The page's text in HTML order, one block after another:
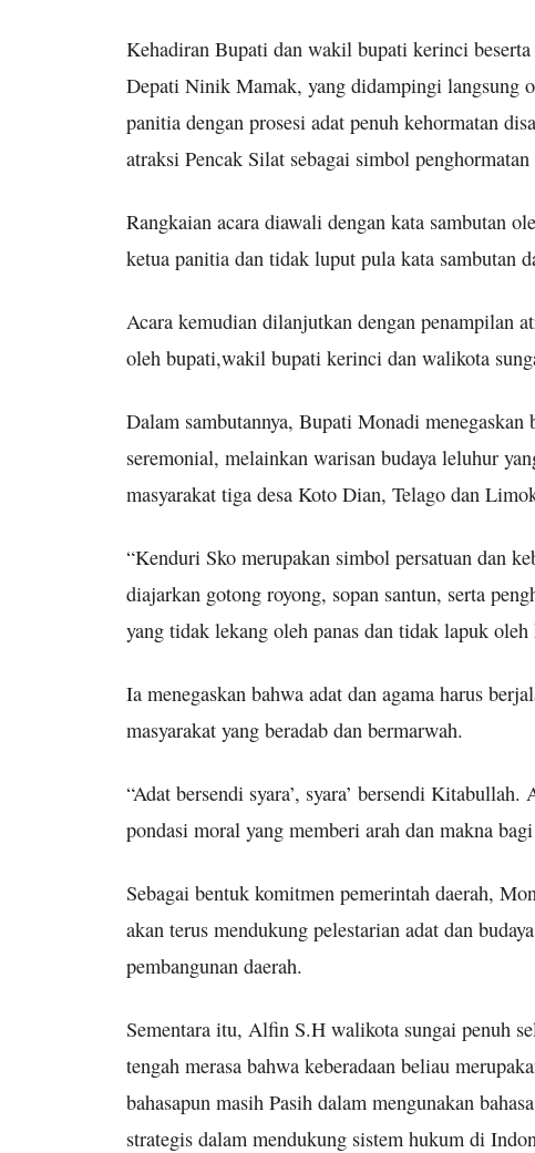
Kehadiran Bupati dan wakil bupati kerinci
Depati Ninik Mamak, yang didampingi langsung
panitia dengan prosesi adat penuh kehormatan
atraksi Pencak Silat sebagai simbol penghormatan
Rangkaian acara diawali dengan kata sambutan
ketua panitia dan tidak luput pula kata sambutan
Acara kemudian dilanjutkan dengan penampilan
oleh bupati,wakil bupati kerinci dan walikota
Dalam sambutannya, Bupati Monadi
seremonial, melainkan warisan budaya leluhur
masyarakat tiga desa Koto Dian, Telago dan
“Kenduri Sko merupakan simbol persatuan dan
diajarkan gotong royong, sopan santun, serta
yang tidak lekang oleh panas dan tidak lapuk
Ia menegaskan bahwa adat dan agama harus
masyarakat yang beradab dan bermarwah.
“Adat bersendi syara’, syara’ bersendi
pondasi moral yang memberi arah dan makna
Sebagai bentuk komitmen pemerintah daerah,
akan terus mendukung pelestarian adat dan
pembangunan daerah.
Sementara itu, Alfin S.H walikota sungai penuh
tengah merasa bahwa keberadaan beliau
bahasapun masih Pasih dalam mengunakan
strategis dalam mendukung sistem hukum di